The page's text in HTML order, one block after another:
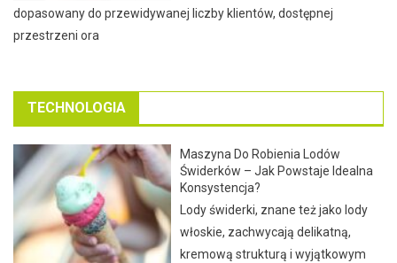
dopasowany do przewidywanej liczby klientów, dostępnej
przestrzeni ora
TECHNOLOGIA
Maszyna Do Robienia Lodów
Świderków – Jak Powstaje Idealna
Konsystencja?
Lody świderki, znane też jako lody
włoskie, zachwycają delikatną,
kremową strukturą i wyjątkowym